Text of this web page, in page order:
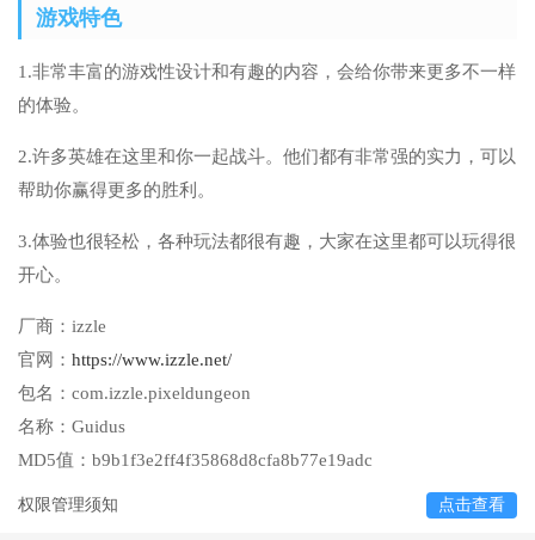
游戏特色
1.非常丰富的游戏性设计和有趣的内容，会给你带来更多不一样
的体验。
2.许多英雄在这里和你一起战斗。他们都有非常强的实力，可以
帮助你赢得更多的胜利。
3.体验也很轻松，各种玩法都很有趣，大家在这里都可以玩得很
开心。
厂商： izzle
官网： https://www.izzle.net/
包名： com.izzle.pixeldungeon
名称： Guidus
MD5值： b9b1f3e2ff4f35868d8cfa8b77e19adc
权限管理须知 点击查看